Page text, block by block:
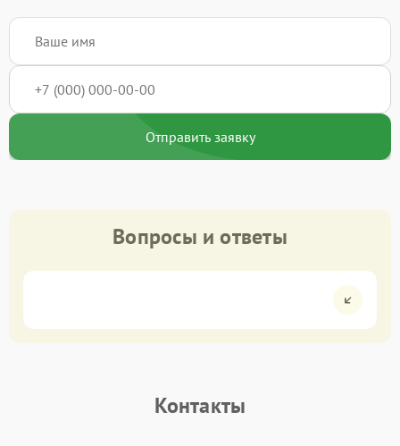
Отправить заявку
Вопросы и ответы
Контакты